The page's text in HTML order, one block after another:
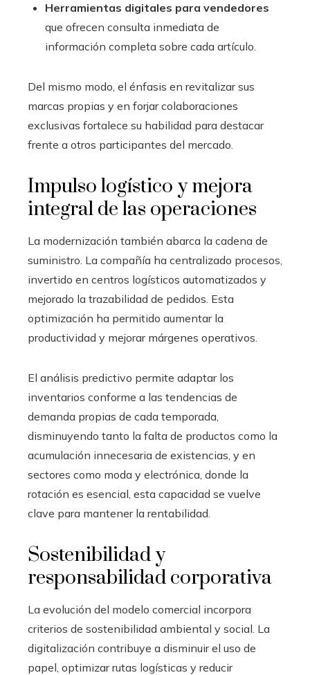
Herramientas digitales para vendedores
que ofrecen consulta inmediata de
información completa sobre cada artículo.
Del mismo modo, el énfasis en revitalizar sus
marcas propias y en forjar colaboraciones
exclusivas fortalece su habilidad para destacar
frente a otros participantes del mercado.
Impulso logístico y mejora
integral de las operaciones
La modernización también abarca la cadena de
suministro. La compañía ha centralizado procesos,
invertido en centros logísticos automatizados y
mejorado la trazabilidad de pedidos. Esta
optimización ha permitido aumentar la
productividad y mejorar márgenes operativos.
El análisis predictivo permite adaptar los
inventarios conforme a las tendencias de
demanda propias de cada temporada,
disminuyendo tanto la falta de productos como la
acumulación innecesaria de existencias, y en
sectores como moda y electrónica, donde la
rotación es esencial, esta capacidad se vuelve
clave para mantener la rentabilidad.
Sostenibilidad y
responsabilidad corporativa
La evolución del modelo comercial incorpora
criterios de sostenibilidad ambiental y social. La
digitalización contribuye a disminuir el uso de
papel, optimizar rutas logísticas y reducir